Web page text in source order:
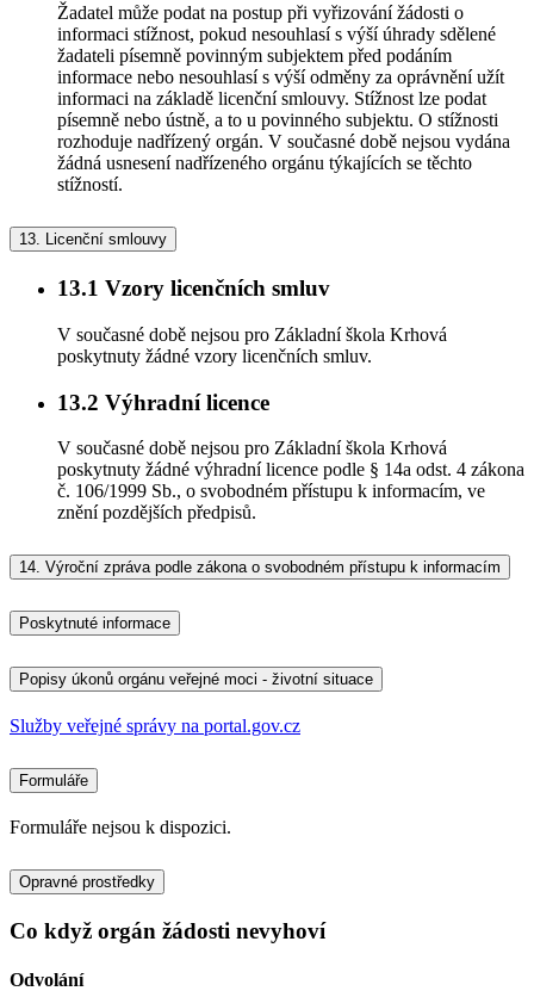
Žadatel může podat na postup při vyřizování žádosti o
informaci stížnost, pokud nesouhlasí s výší úhrady sdělené
žadateli písemně povinným subjektem před podáním
informace nebo nesouhlasí s výší odměny za oprávnění užít
informaci na základě licenční smlouvy. Stížnost lze podat
písemně nebo ústně, a to u povinného subjektu. O stížnosti
rozhoduje nadřízený orgán. V současné době nejsou vydána
žádná usnesení nadřízeného orgánu týkajících se těchto
stížností.
13. Licenční smlouvy
13.1 Vzory licenčních smluv
V současné době nejsou pro Základní škola Krhová
poskytnuty žádné vzory licenčních smluv.
13.2 Výhradní licence
V současné době nejsou pro Základní škola Krhová
poskytnuty žádné výhradní licence podle § 14a odst. 4 zákona
č. 106/1999 Sb., o svobodném přístupu k informacím, ve
znění pozdějších předpisů.
14. Výroční zpráva podle zákona o svobodném přístupu k informacím
Poskytnuté informace
Popisy úkonů orgánu veřejné moci - životní situace
Služby veřejné správy na portal.gov.cz
Formuláře
Formuláře nejsou k dispozici.
Opravné prostředky
Co když orgán žádosti nevyhoví
Odvolání